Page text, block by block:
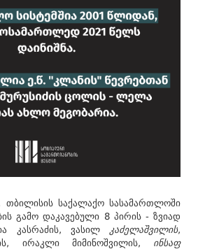
საქალაქო სასამართლოში
გამო დაკავებული 8 პირის - ზვიად
კასრაძის, ვასილ
კაძელაშვილის,
ირაკლი მიმინოშვილის, ინსაფ